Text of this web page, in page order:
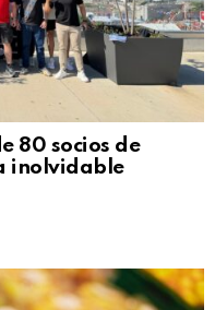
80 socios de
inolvidable